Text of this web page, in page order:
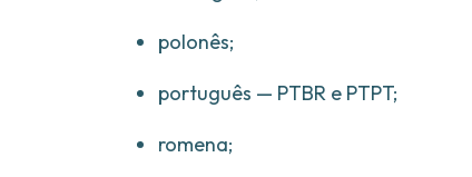
polonês;
português — PTBR e PTPT;
romena;